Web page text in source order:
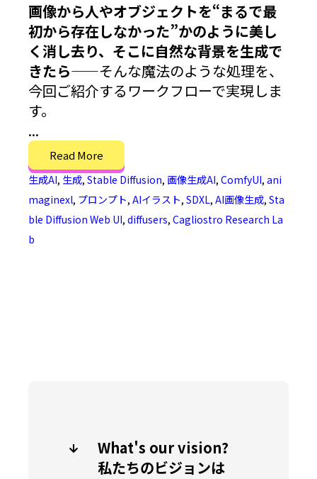
画像から人やオブジェクトを“まるで最
初から存在しなかった”かのように美し
く消し去り、そこに自然な背景を生成で
きたら――そんな魔法のような処理を、
今回ご紹介するワークフローで実現しま
す。
...
Read More
生成AI, 生成, Stable Diffusion, 画像生成AI, ComfyUI, ani
maginexl, プロンプト, AIイラスト, SDXL, AI画像生成, Sta
ble Diffusion Web UI, diffusers, Cagliostro Research La
b
What's our vision?
私たちのビジョンは